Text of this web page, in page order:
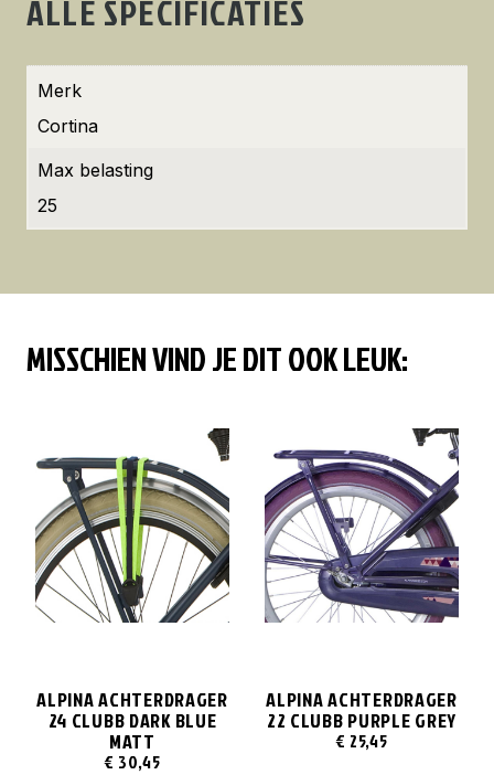
ALLE SPECIFICATIES
Merk
Cortina
Max belasting
25
MISSCHIEN VIND JE DIT OOK LEUK:
ALPINA ACHTERDRAGER
24 CLUBB DARK BLUE
MATT
€ 30,45
ALPINA ACHTERDRAGER
22 CLUBB PURPLE GREY
€ 25,45